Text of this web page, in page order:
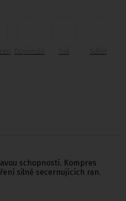
Doporučit Tisk Sdílet
schopností. Kompres
silně secernujících ran.